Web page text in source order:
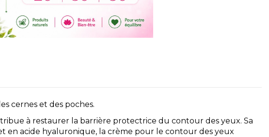
cernes et des poches.
à restaurer la barrière protectrice du contour des yeux. Sa
en acide hyaluronique, la crème pour le contour des yeux